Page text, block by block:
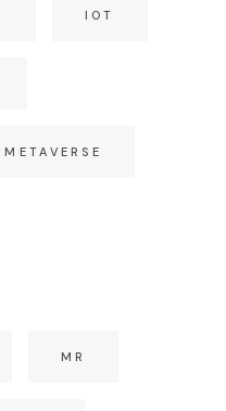
IOT
METAVERSE
MR